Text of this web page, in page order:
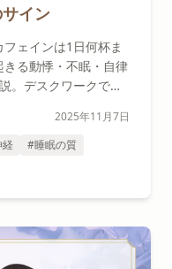
イン
ェインは1日何杯ま
る動悸・不眠・自律
。デスクワークでの
2025年11月7日
#睡眠の質